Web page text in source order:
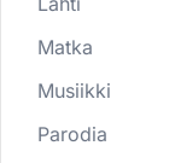
Matka
Musiikki
Parodia